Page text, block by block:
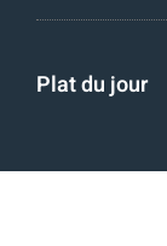
Plat du jour